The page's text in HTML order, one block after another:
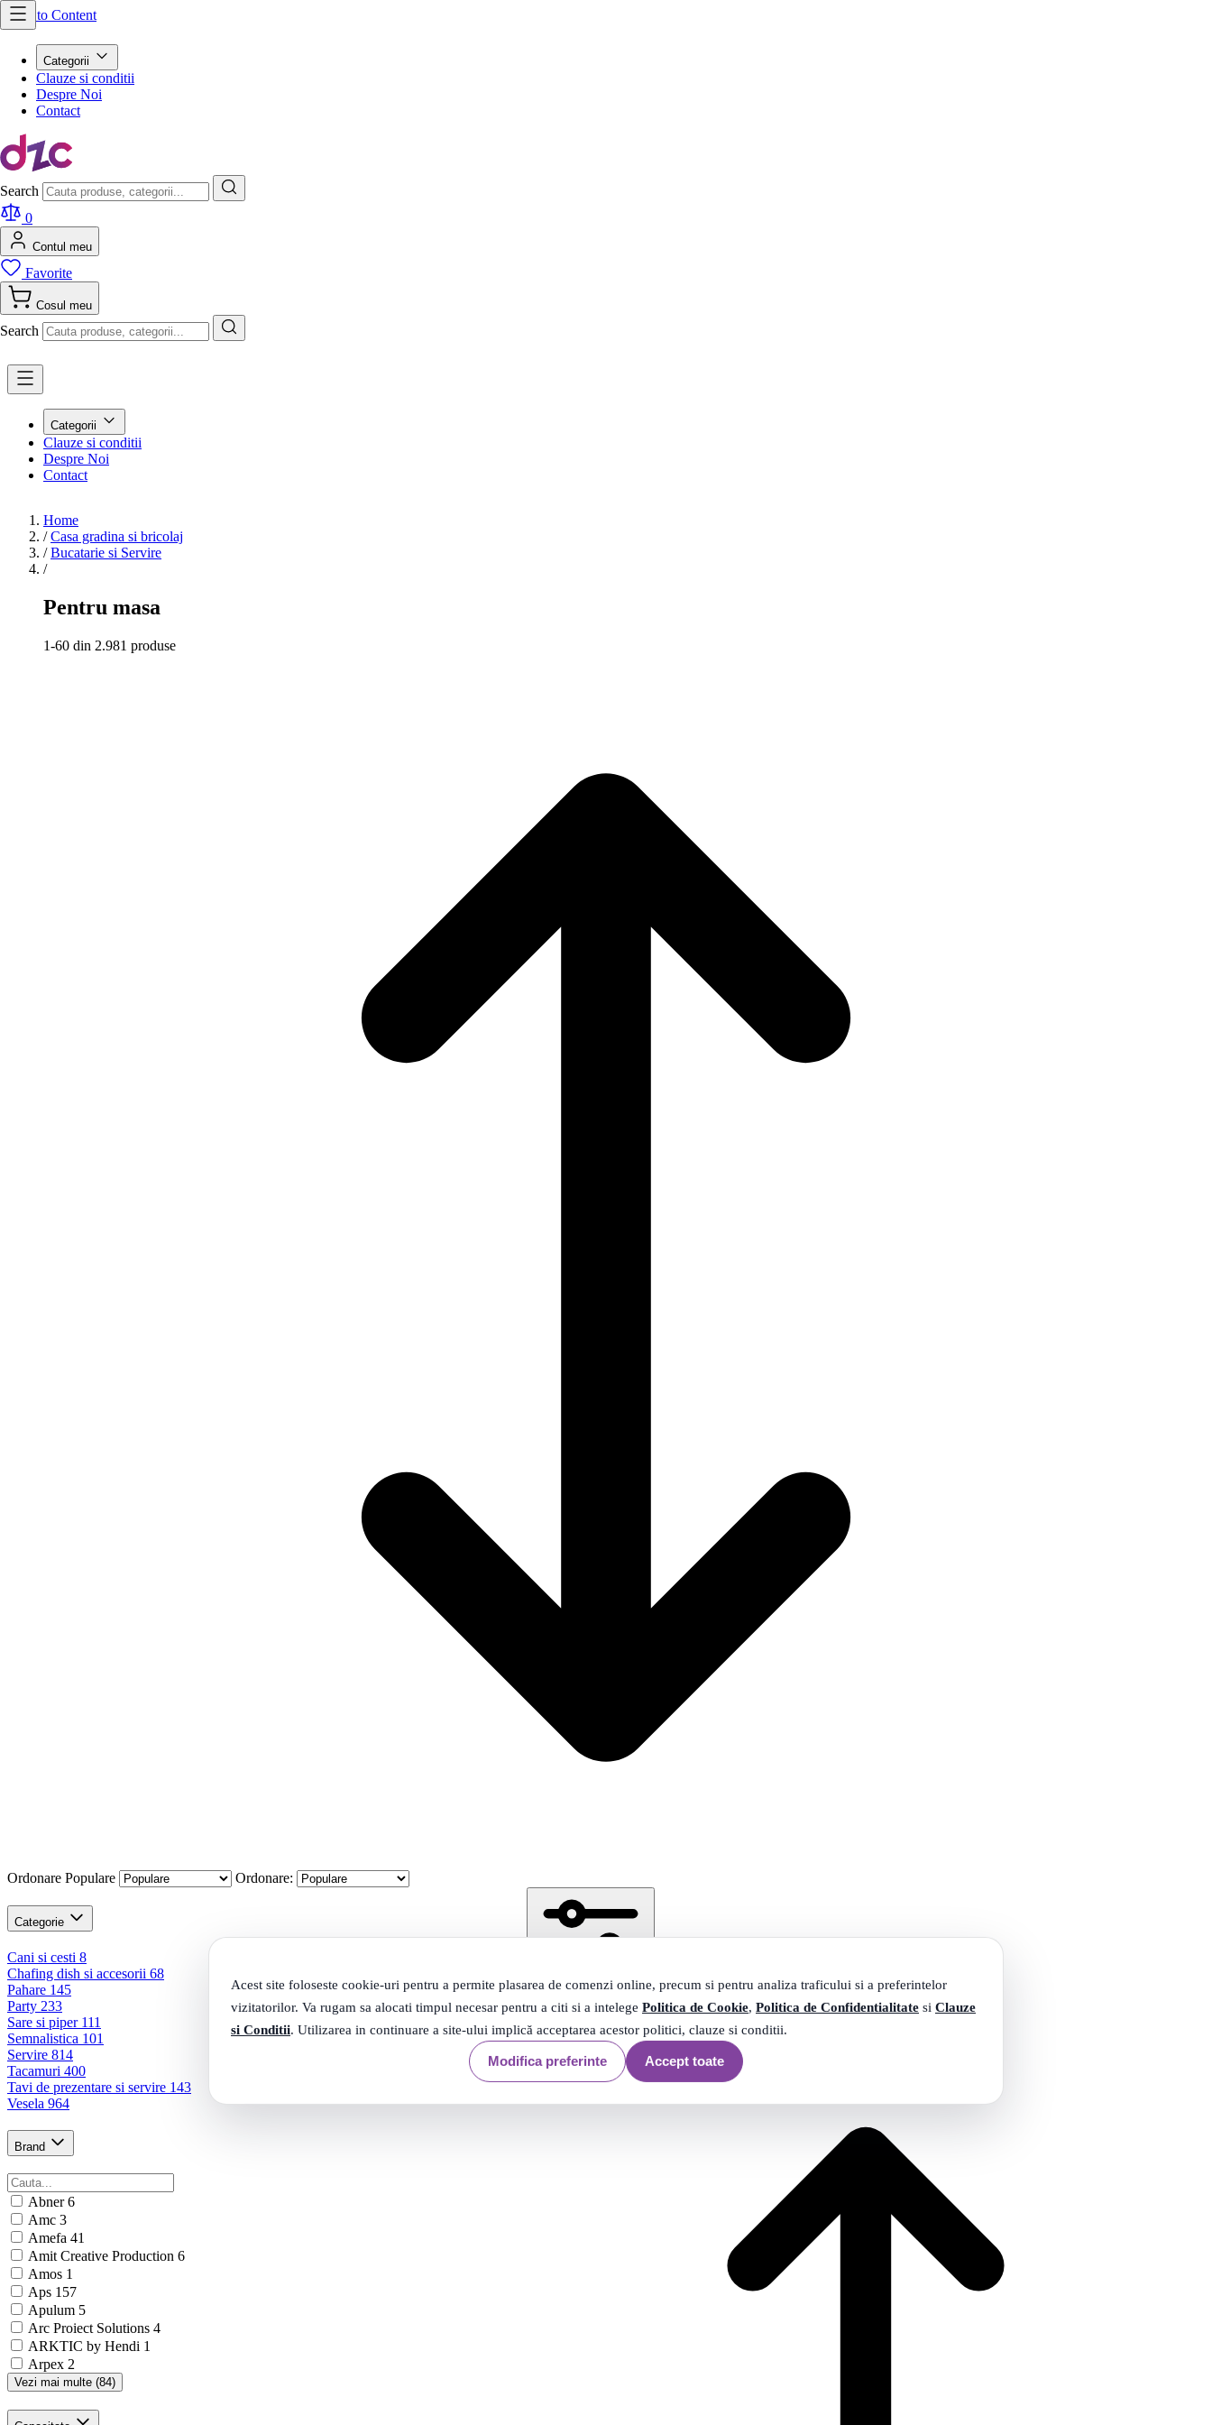
Acest site foloseste cookie-uri pentru a permite plasarea de comenzi online, precum si pentru analiza traficului si a preferintelor
vizitatorilor. Va rugam sa alocati timpul necesar pentru a citi si a intelege Politica de Cookie, Politica de Confidentialitate si Clauze
si Conditii. Utilizarea in continuare a site-ului implică acceptarea acestor politici, clauze si conditii.
Modifica preferinte Accept toate
Skip to Content
Categorii
Clauze si conditii
Despre Noi
Contact
Search
0
Contul meu
Favorite
Cosul meu
Search
Categorii
Clauze si conditii
Despre Noi
Contact
Home
/ Casa gradina si bricolaj
/ Bucatarie si Servire
/
Pentru masa
1-60 din 2.981 produse
Ordonare Populare Ordonare:
Categorie
Cani si cesti 8
Chafing dish si accesorii 68
Pahare 145
Party 233
Sare si piper 111
Semnalistica 101
Servire 814
Tacamuri 400
Tavi de prezentare si servire 143
Vesela 964
Brand
Abner 6
Amc 3
Amefa 41
Amit Creative Production 6
Amos 1
Aps 157
Apulum 5
Arc Proiect Solutions 4
ARKTIC by Hendi 1
Arpex 2
Vezi mai multe (84)
Filtrare 2981 produse
2981 produse